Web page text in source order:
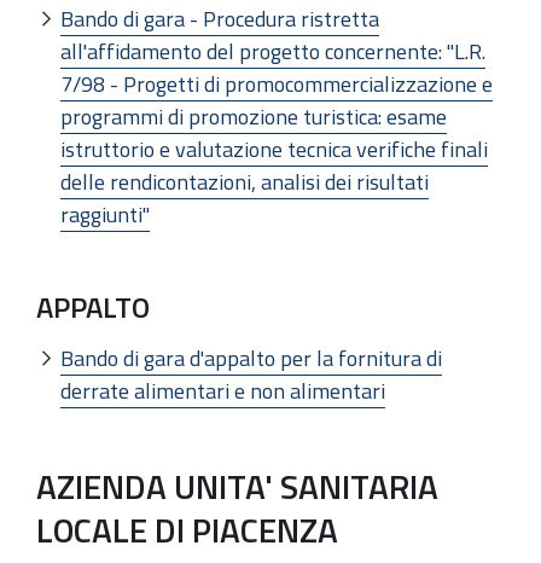
Bando di gara - Procedura ristretta
all'affidamento del progetto concernente: "L.R.
7/98 - Progetti di promocommercializzazione e
programmi di promozione turistica: esame
istruttorio e valutazione tecnica verifiche finali
delle rendicontazioni, analisi dei risultati
raggiunti"
APPALTO
Bando di gara d'appalto per la fornitura di
derrate alimentari e non alimentari
AZIENDA UNITA' SANITARIA
LOCALE DI PIACENZA